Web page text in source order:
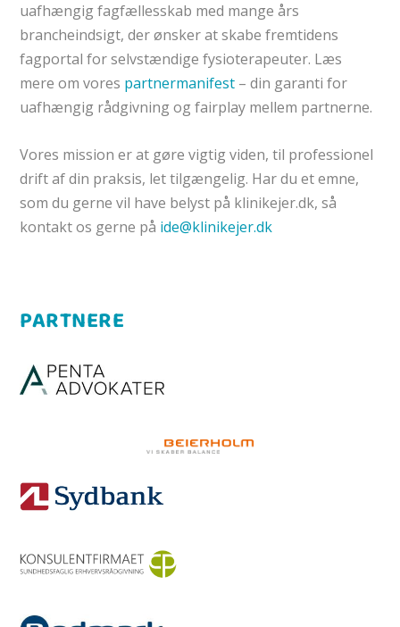
uafhængig fagfællesskab med mange års
brancheindsigt, der ønsker at skabe fremtidens
fagportal for selvstændige fysioterapeuter. Læs
mere om vores partnermanifest – din garanti for
uafhængig rådgivning og fairplay mellem partnerne.
Vores mission er at gørevigtig viden, til professionel
drift af din praksis, let tilgængelig. Har du et emne,
som du gerne vil have belyst på klinikejer.dk, så
kontakt os gerne på ide@klinikejer.dk
PARTNERE